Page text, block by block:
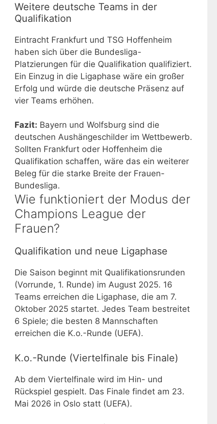
Weitere deutsche Teams in der
Qualifikation
Eintracht Frankfurt und TSG Hoffenheim
haben sich über die Bundesliga-
Platzierungen für die Qualifikation qualifiziert.
Ein Einzug in die Ligaphase wäre ein großer
Erfolg und würde die deutsche Präsenz auf
vier Teams erhöhen.
Fazit: Bayern und Wolfsburg sind die
deutschen Aushängeschilder im Wettbewerb.
Sollten Frankfurt oder Hoffenheim die
Qualifikation schaffen, wäre das ein weiterer
Beleg für die starke Breite der Frauen-
Bundesliga.
Wie funktioniert der Modus der
Champions League der
Frauen?
Qualifikation und neue Ligaphase
Die Saison beginnt mit Qualifikationsrunden
(Vorrunde, 1. Runde) im August 2025. 16
Teams erreichen die Ligaphase, die am 7.
Oktober 2025 startet. Jedes Team bestreitet
6 Spiele; die besten 8 Mannschaften
erreichen die K.o.-Runde (UEFA).
K.o.-Runde (Viertelfinale bis Finale)
Ab dem Viertelfinale wird im Hin- und
Rückspiel gespielt. Das Finale findet am 23.
Mai 2026 in Oslo statt (UEFA).